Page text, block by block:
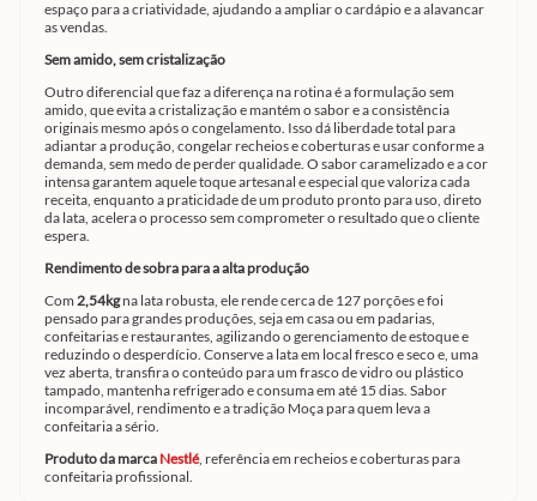
espaço para a criatividade, ajudando a ampliar o cardápio e a alavancar
as vendas.
Sem amido, sem cristalização
Outro diferencial que faz a diferença na rotina é a formulação sem
amido, que evita a cristalização e mantém o sabor e a consistência
originais mesmo após o congelamento. Isso dá liberdade total para
adiantar a produção, congelar recheios e coberturas e usar conforme a
demanda, sem medo de perder qualidade. O sabor caramelizado e a cor
intensa garantem aquele toque artesanal e especial que valoriza cada
receita, enquanto a praticidade de um produto pronto para uso, direto
da lata, acelera o processo sem comprometer o resultado que o cliente
espera.
Rendimento de sobra para a alta produção
Com 2,54kgna lata robusta, ele rende cerca de 127 porções e foi
pensado para grandes produções, seja em casa ou em padarias,
confeitarias e restaurantes, agilizando o gerenciamento de estoque e
reduzindo o desperdício. Conserve a lata em local fresco e seco e, uma
vez aberta, transfira o conteúdo para um frasco de vidro ou plástico
tampado, mantenha refrigerado e consuma em até 15 dias. Sabor
incomparável, rendimento e a tradição Moça para quem leva a
confeitaria a sério.
Produto da marca Nestlé, referência em recheios e coberturas para
confeitaria profissional.